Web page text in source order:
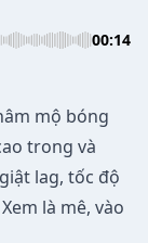
00:14
mộ bóng
trong và
lag, tốc độ
là mê, vào